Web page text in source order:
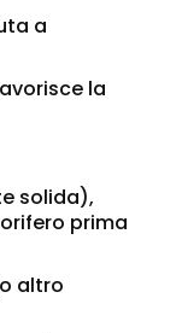
a
la
solida),
prima
altro